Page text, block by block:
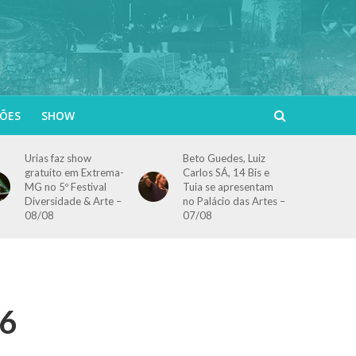
SHOW
Urias faz show
gratuito em Extrema-
MG no 5º Festival
Diversidade & Arte –
08/08
Beto Guedes, Luiz
Carlos SÁ, 14 Bis e
Tuia se apresentam
no Palácio das Artes –
07/08